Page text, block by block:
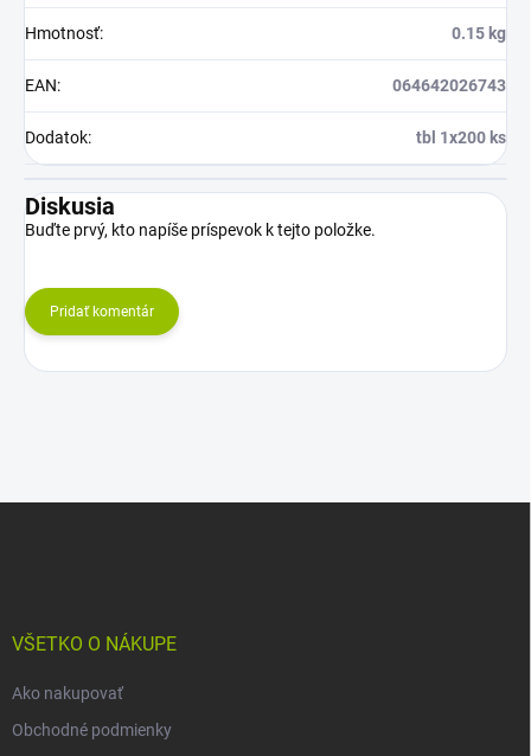
Hmotnosť: 0.15 kg
EAN: 064642026743
Dodatok: tbl 1x200 ks
Diskusia
Buďte prvý, kto napíše príspevok k tejto položke.
Pridať komentár
VŠETKO O NÁKUPE
Ako nakupovať
Obchodné podmienky